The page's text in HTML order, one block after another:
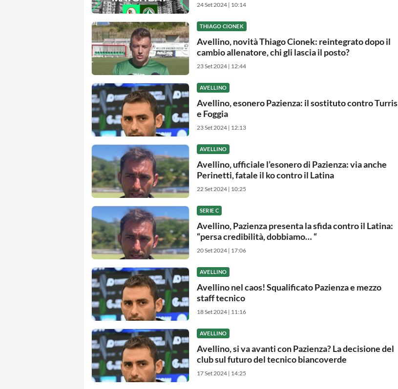
24 Set 2024 | 10:14
THIAGO CIONEK
Avellino, novità Thiago Cionek: reintegrato dopo il
cambio allenatore, chi gli lascia il posto?
23 Set 2024 | 12:44
AVELLINO
Avellino, esonero Pazienza: il sostituto contro Turris
e Foggia
23 Set 2024 | 12:13
AVELLINO
Avellino, ufficiale l’esonero di Pazienza: via anche
Perinetti, fatale il ko contro il Latina
22 Set 2024 | 10:25
SERIE C
Avellino, Pazienza presenta la sfida contro il Latina:
“persa credibilità, dobbiamo… “
20 Set 2024 | 17:06
AVELLINO
Avellino nel caos! Squalificato Pazienza e mezzo
staff tecnico
18 Set 2024 | 11:16
AVELLINO
Avellino, si va avanti con Pazienza? La decisione del
club sul futuro del tecnico biancoverde
17 Set 2024 | 14:25